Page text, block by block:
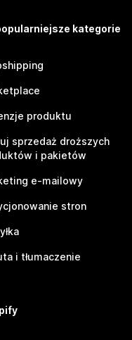
kategorie
produktu
sprzedaż droższych
i pakietów
e-mailowy
stron
i tłumaczenie